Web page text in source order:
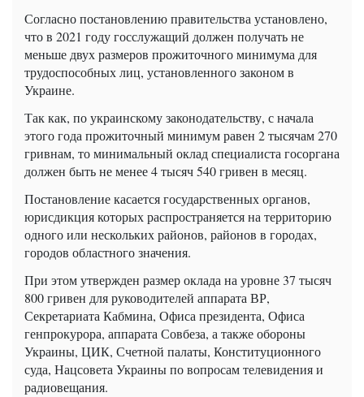
Согласно постановлению правительства установлено,
что в 2021 году госслужащий должен получать не
меньше двух размеров прожиточного минимума для
трудоспособных лиц, установленного законом в
Украине.
Так как, по украинскому законодательству, с начала
этого года прожиточный минимум равен 2 тысячам 270
гривнам, то минимальный оклад специалиста госоргана
должен быть не менее 4 тысяч 540 гривен в месяц.
Постановление касается государственных органов,
юрисдикция которых распространяется на территорию
одного или нескольких районов, районов в городах,
городов областного значения.
При этом утвержден размер оклада на уровне 37 тысяч
800 гривен для руководителей аппарата ВР,
Секретариата Кабмина, Офиса президента, Офиса
генпрокурора, аппарата Совбеза, а также обороны
Украины, ЦИК, Счетной палаты, Конституционного
суда, Нацсовета Украины по вопросам телевидения и
радиовещания.